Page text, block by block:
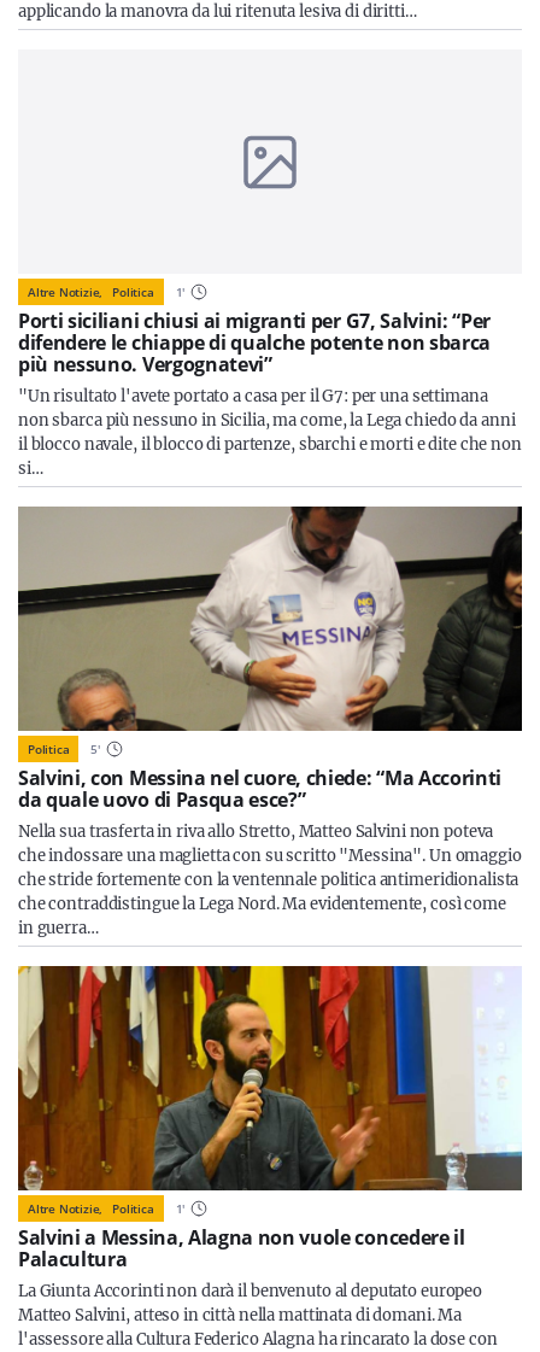
applicando la manovra da lui ritenuta lesiva di diritti…
Altre Notizie, Politica 1'
Porti siciliani chiusi ai migranti per G7, Salvini: “Per
difendere le chiappe di qualche potente non sbarca
più nessuno. Vergognatevi”
"Un risultato l'avete portato a casa per il G7: per una settimana
non sbarca più nessuno in Sicilia, ma come, la Lega chiedo da anni
il blocco navale, il blocco di partenze, sbarchi e morti e dite che non
si…
Politica 5'
Salvini, con Messina nel cuore, chiede: “Ma Accorinti
da quale uovo di Pasqua esce?”
Nella sua trasferta in riva allo Stretto, Matteo Salvini non poteva
che indossare una maglietta con su scritto "Messina". Un omaggio
che stride fortemente con la ventennale politica antimeridionalista
che contraddistingue la Lega Nord. Ma evidentemente, così come
in guerra…
Altre Notizie, Politica 1'
Salvini a Messina, Alagna non vuole concedere il
Palacultura
La Giunta Accorinti non darà il benvenuto al deputato europeo
Matteo Salvini, atteso in città nella mattinata di domani. Ma
l'assessore alla Cultura Federico Alagna ha rincarato la dose con